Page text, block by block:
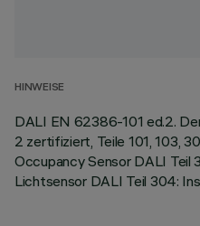
HINWEISE
DALI EN 62386-101 ed.2.
2 zertifiziert, Teile 101, 103,
Occupancy Sensor DALI Teil
Lichtsensor DALI Teil 304: